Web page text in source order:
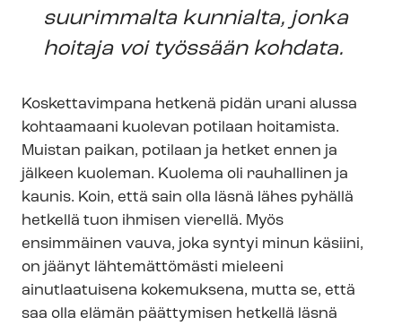
suurimmalta kunnialta, jonka
hoitaja voi työssään kohdata.
Koskettavimpana hetkenä pidän urani alussa
kohtaamaani kuolevan potilaan hoitamista.
Muistan paikan, potilaan ja hetket ennen ja
jälkeen kuoleman. Kuolema oli rauhallinen ja
kaunis. Koin, että sain olla läsnä lähes pyhällä
hetkellä tuon ihmisen vierellä. Myös
ensimmäinen vauva, joka syntyi minun käsiini,
on jäänyt lähtemättömästi mieleeni
ainutlaatuisena kokemuksena, mutta se, että
saa olla elämän päättymisen hetkellä läsnä